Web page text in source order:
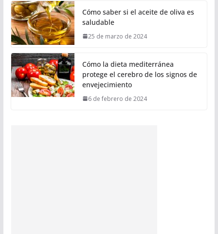
Cómo saber si el aceite de oliva es
saludable
25 de marzo de 2024
Cómo la dieta mediterránea
protege el cerebro de los signos de
envejecimiento
6 de febrero de 2024